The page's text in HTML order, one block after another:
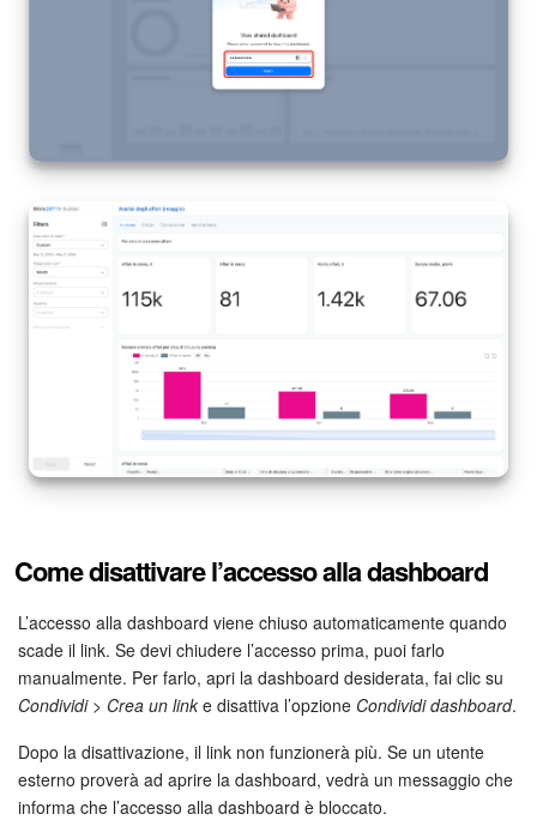
Come disattivare l’accesso alla dashboard
L’accesso alla dashboard viene chiuso automaticamente quando
scade il link. Se devi chiudere l’accesso prima, puoi farlo
manualmente. Per farlo, apri la dashboard desiderata, fai clic su
Condividi > Crea un link e disattiva l’opzione Condividi dashboard.
Dopo la disattivazione, il link non funzionerà più. Se un utente
esterno proverà ad aprire la dashboard, vedrà un messaggio che
informa che l’accesso alla dashboard è bloccato.